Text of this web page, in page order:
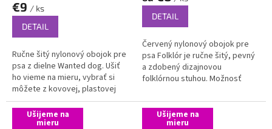
€9 / ks
DETAIL
Ručne šitý nylonový obojok pre
psa z dielne Wanted dog. Ušiť
ho vieme na mieru, vybrať si
môžete z kovovej, plastovej
alebo LED svietiacej spony.
Vhodný pre malé, stredné aj...
5,0
5
hviezdičiek.
DETAIL
Červený nylonový obojok pre
psa Folklór je ručne šitý, pevný
a zdobený dizajnovou
folklórnou stuhou. Možnosť
požiadaviek vášho psa.
Ušijeme na
mieru
Ušijeme na
mieru